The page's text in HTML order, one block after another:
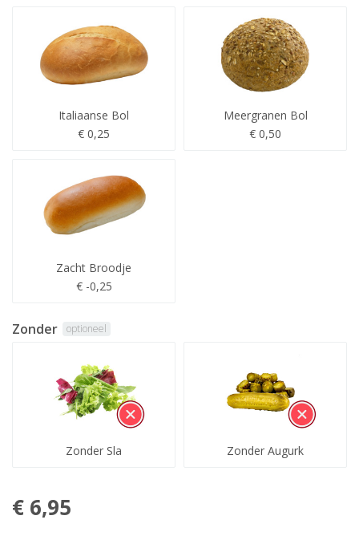
Italiaanse Bol
€ 0,25
Meergranen Bol
€ 0,50
Zacht Broodje
€ -0,25
Zonder optioneel
Zonder Sla Zonder Augurk
€ 6,95